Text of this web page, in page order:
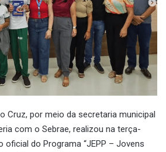
Cruz, por meio da secretaria municipal
com o Sebrae, realizou na terça-
oficial do Programa “JEPP – Jovens